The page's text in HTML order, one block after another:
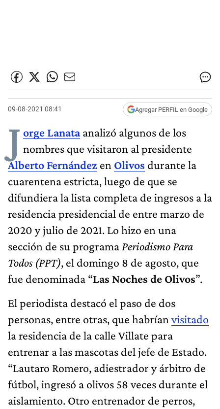
09-08-2021 08:41 Agregar PERFIL en Google
J orge Lanataanalizó algunos de los
nombres que visitaron al presidente
Alberto Fernández en Olivos durante la
cuarentena estricta, luego de que se
difundiera la lista completa de ingresos a la
residencia presidencial de entre marzo de
2020 y julio de 2021. Lo hizo en una
sección de su programa Periodismo Para
Todos (PPT), el domingo 8 de agosto, que
fue denominada “Las Noches de Olivos”.
El periodista destacó el paso de dos
personas, entre otras, que habrían visitado
la residencia de la calle Villate para
entrenar a las mascotas del jefe de Estado.
“Lautaro Romero, adiestrador y árbitro de
fútbol, ingresó a olivos 58 veces durante el
aislamiento. Otro entrenador de perros,